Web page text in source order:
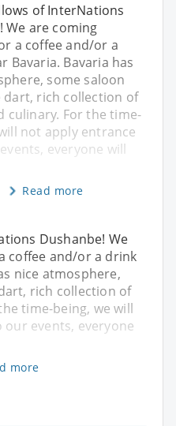
of InterNations
We are coming
a coffee and/or a
Bavaria. Bavaria has
some saloon
dart, rich collection of
culinary. For the time-
not apply entrance
everyone will
Read more
Dushanbe! We
coffee and/or a drink
nice atmosphere,
rich collection of
time-being, we will
events, everyone
more